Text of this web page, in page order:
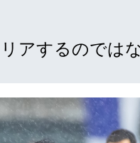
アするのでは